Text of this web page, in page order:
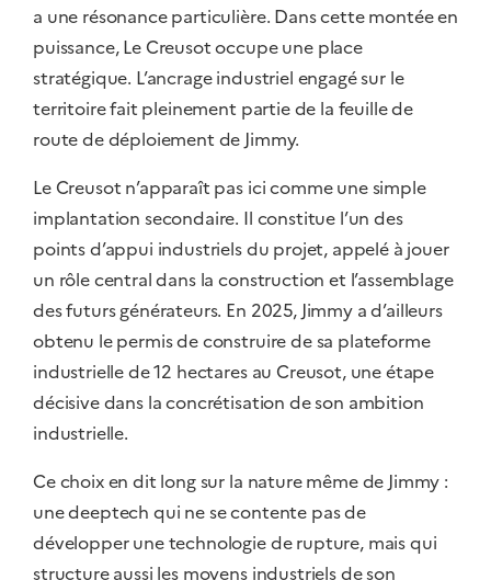
a une résonance particulière. Dans cette montée en
puissance, Le Creusot occupe une place
stratégique. L’ancrage industriel engagé sur le
territoire fait pleinement partie de la feuille de
route de déploiement de Jimmy.
Le Creusot n’apparaît pas ici comme une simple
implantation secondaire. Il constitue l’un des
points d’appui industriels du projet, appelé à jouer
un rôle central dans la construction et l’assemblage
des futurs générateurs. En 2025, Jimmy a d’ailleurs
obtenu le permis de construire de sa plateforme
industrielle de 12 hectares au Creusot, une étape
décisive dans la concrétisation de son ambition
industrielle.
Ce choix en dit long sur la nature même de Jimmy :
une deeptech qui ne se contente pas de
développer une technologie de rupture, mais qui
structure aussi les moyens industriels de son